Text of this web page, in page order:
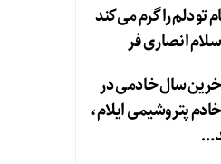
تو دلم را گرم می‌کند
انصاری فر
سال خادمی در
پتروشیمی ایلام،
…